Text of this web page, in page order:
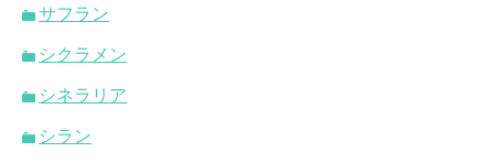
サフラン
シクラメン
シネラリア
シラン